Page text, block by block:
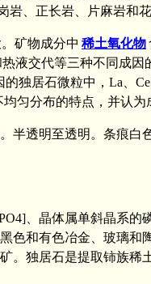
岩、正长岩、片麻岩和花
矿物成分中 稀土氧化物
液交代等三种不同成
独居石微粒中，La、
匀分布的特点，并认
透明至透明。条痕白
、晶体属单斜晶系
色和有色冶金、玻璃
。独居石是提取铈族稀